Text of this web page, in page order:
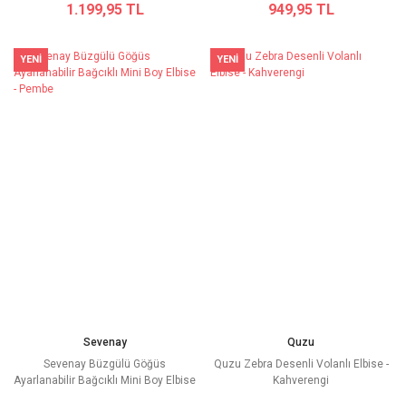
1.199,95 TL 949,95 TL
YENİ
Sevenay
Sevenay Büzgülü Göğüs
Ayarlanabilir Bağcıklı Mini Boy Elbise
YENİ
Quzu
Quzu Zebra Desenli Volanlı Elbise -
Kahverengi